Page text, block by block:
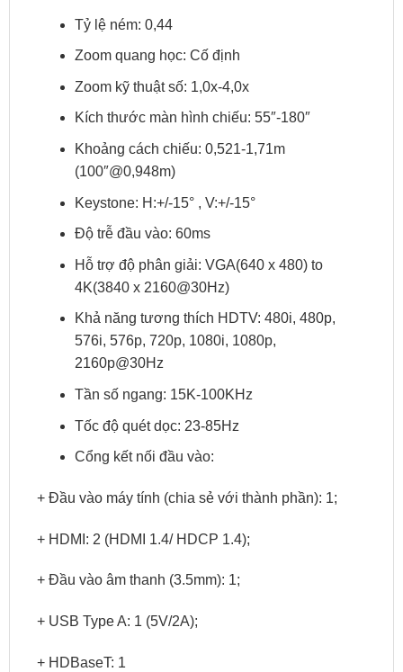
Tỷ lệ ném: 0,44
Zoom quang học: Cố định
Zoom kỹ thuật số: 1,0x-4,0x
Kích thước màn hình chiếu: 55″-180″
Khoảng cách chiếu: 0,521-1,71m
(100″@0,948m)
Keystone: H:+/-15° , V:+/-15°
Độ trễ đầu vào: 60ms
Hỗ trợ độ phân giải: VGA(640 x 480) to
4K(3840 x 2160@30Hz)
Khả năng tương thích HDTV: 480i, 480p,
576i, 576p, 720p, 1080i, 1080p,
2160p@30Hz
Tần số ngang: 15K-100KHz
Tốc độ quét dọc: 23-85Hz
Cổng kết nối đầu vào:
+ Đầu vào máy tính (chia sẻ với thành phần): 1;
+ HDMI: 2 (HDMI 1.4/ HDCP 1.4);
+ Đầu vào âm thanh (3.5mm): 1;
+ USB Type A: 1 (5V/2A);
+ HDBaseT: 1